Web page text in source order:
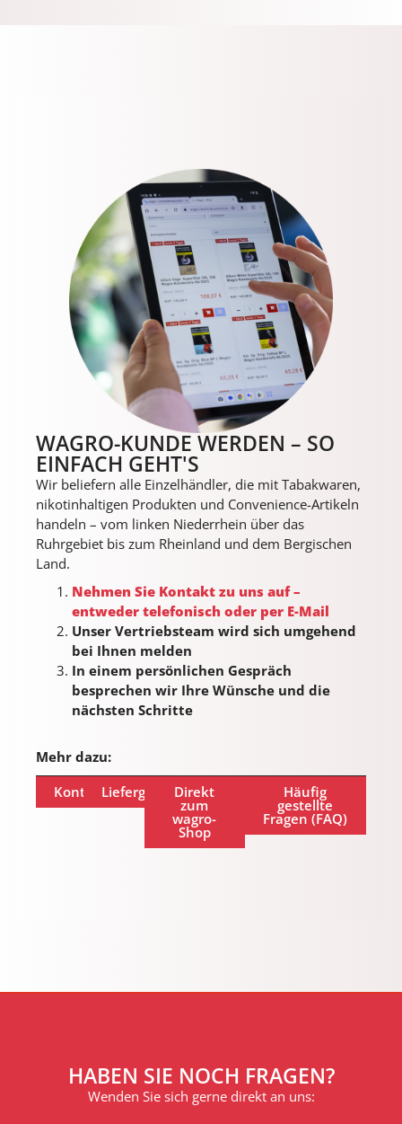
WAGRO-KUNDE WERDEN – SO
EINFACH GEHT'S
Wir beliefern alle Einzelhändler, die mit Tabakwaren,
nikotinhaltigen Produkten und Convenience-Artikeln
handeln – vom linken Niederrhein über das
Ruhrgebiet bis zum Rheinland und dem Bergischen
Land.
Nehmen Sie Kontakt zu uns auf –
entweder telefonisch oder per E-Mail
Unser Vertriebsteam wird sich umgehend
bei Ihnen melden
In einem persönlichen Gespräch
besprechen wir Ihre Wünsche und die
nächsten Schritte
Mehr dazu:
KontaktLiefergebietDirekt
zum
wagro-
Shop
Häufig
gestellte
Fragen (FAQ)
HABEN SIE NOCH FRAGEN?
Wenden Sie sich gerne direkt an uns: